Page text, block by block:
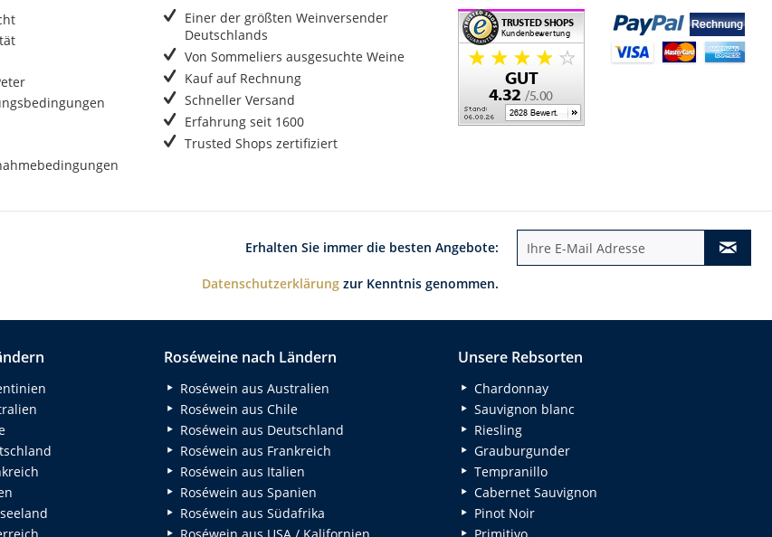
Einer der größten Weinversender
Deutschlands
Von Sommeliers ausgesuchte Weine
Kauf auf Rechnung
Schneller Versand
Erfahrung seit 1600
Trusted Shops zertifiziert
Erhalten Sie immer die besten Angebote:
Datenschutzerklärung zur Kenntnis genommen.
Roséweine nach Ländern
Roséwein aus Australien
Roséwein aus Chile
Roséwein aus Deutschland
Roséwein aus Frankreich
Roséwein aus Italien
Roséwein aus Spanien
Roséwein aus Südafrika
Unsere Rebsorten
Chardonnay
Sauvignon blanc
Riesling
Grauburgunder
Tempranillo
Cabernet Sauvignon
Pinot Noir